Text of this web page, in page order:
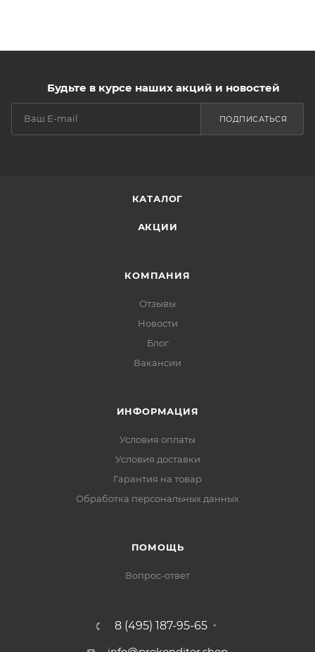
Будьте в курсе наших акций и новостей
ПОДПИСАТЬСЯ
КАТАЛОГ
АКЦИИ
КОМПАНИЯ
Отзывы
Новости
Блог
Вакансии
ИНФОРМАЦИЯ
Условия оплаты
Условия доставки
Гарантия на товар
Обработка персональных данных
ПОМОЩЬ
Вопрос-ответ
8 (495) 187-95-65